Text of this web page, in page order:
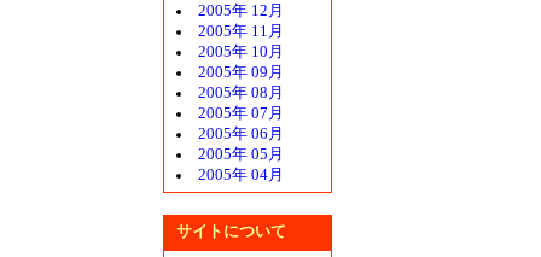
2005年 12月
2005年 11月
2005年 10月
2005年 09月
2005年 08月
2005年 07月
2005年 06月
2005年 05月
2005年 04月
サイトについて